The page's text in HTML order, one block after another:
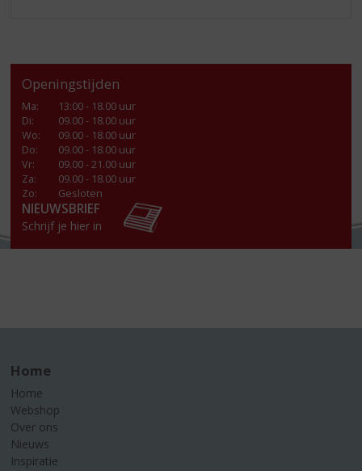
Openingstijden
Ma:
13:00 - 18.00 uur
Di:
09.00 - 18.00 uur
Wo:
09.00 - 18.00 uur
Do:
09.00 - 18.00 uur
Vr:
09.00 - 21.00 uur
Za:
09.00 - 18.00 uur
Zo:
Gesloten
NIEUWSBRIEF
Schrijf je hier in
Home
Home
Webshop
Over ons
Nieuws
Inspiratie